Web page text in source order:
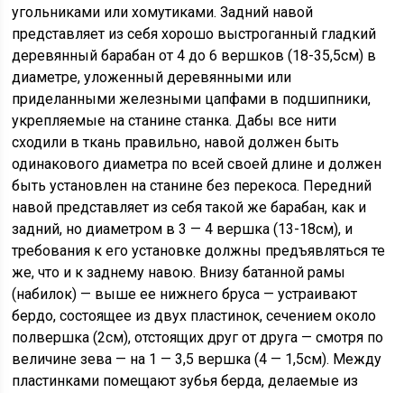
угольниками или хомутиками. Задний навой
представляет из себя хорошо выстроганный гладкий
деревянный барабан от 4 до 6 вершков (18-35,5см) в
диаметре, уложенный деревянными или
приделанными железными цапфами в подшипники,
укрепляемые на станине станка. Дабы все нити
сходили в ткань правильно, навой должен быть
одинакового диаметра по всей своей длине и должен
быть установлен на станине без перекоса. Передний
навой представляет из себя такой же барабан, как и
задний, но диаметром в 3 — 4 вершка (13-18см), и
требования к его установке должны предъявляться те
же, что и к заднему навою. Внизу батанной рамы
(набилок) — выше ее нижнего бруса — устраивают
бердо, состоящее из двух пластинок, сечением около
полвершка (2см), отстоящих друг от друга — смотря по
величине зева — на 1 — 3,5 вершка (4 — 1,5см). Между
пластинками помещают зубья берда, делаемые из